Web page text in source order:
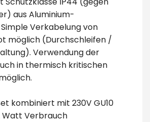
aus Aluminium-
Verkabelung von
möglich (Durchschleifen /
Verwendung der
in thermisch kritischen
kombiniert mit 230V GU10
Watt Verbrauch